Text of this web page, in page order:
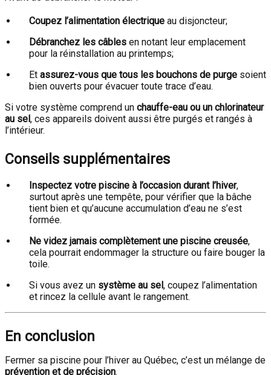
Coupez l’alimentation électrique au disjoncteur;
Débranchez les câbles en notant leur emplacement
pour la réinstallation au printemps;
Et assurez-vous que tous les bouchons de purge soient
bien ouverts pour évacuer toute trace d’eau.
Si votre système comprend un chauffe-eau ou un chlorinateur
au sel , ces appareils doivent aussi être purgés et rangés à
l’intérieur.
Conseils supplémentaires
Inspectez votre piscine à l’occasion durant l’hiver,
surtout après une tempête, pour vérifier que la bâche
tient bien et qu’aucune accumulation d’eau ne s’est
formée.
Ne videz jamais complètement une piscine creusée,
cela pourrait endommager la structure ou faire bouger la
toile.
Si vous avez un système au sel , coupez l’alimentation
et rincez la cellule avant le rangement.
En conclusion
Fermer sa piscine pour l’hiver au Québec, c’est un mélange de
prévention et de précision.